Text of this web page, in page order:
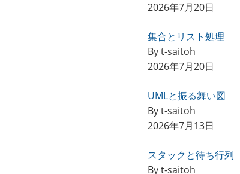
2026年7月20日
集合とリスト処理
By t-saitoh
2026年7月20日
UMLと振る舞い図
By t-saitoh
2026年7月13日
スタックと待ち行列
By t-saitoh